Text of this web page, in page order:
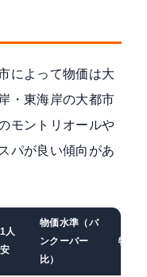
によって物価は大
・東海岸の大都市
モントリオールや
パが良い傾向があ
人
物価水準（バ
ンクーバー
比）
特徴